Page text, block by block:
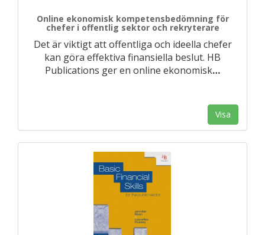
Online ekonomisk kompetensbedömning för
chefer i offentlig sektor och rekryterare
Det är viktigt att offentliga och ideella chefer
kan göra effektiva finansiella beslut. HB
Publications ger en online ekonomisk…
Visa